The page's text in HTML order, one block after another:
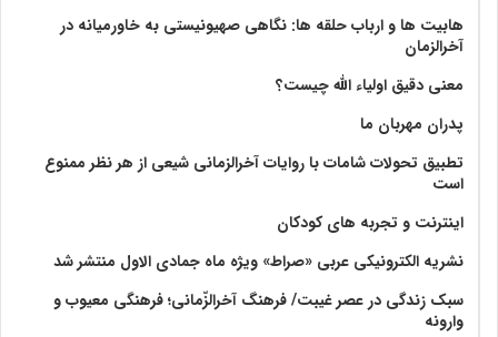
هابیت ها و ارباب حلقه ها: نگاهی صهیونیستی به خاورمیانه در
آخرالزمان
معنی دقیق اولیاء الله چیست؟
پدران مهربان ما
تطبیق تحولات شامات با روایات آخرالزمانی شیعی از هر نظر ممنوع
است
اینترنت و تجربه های کودکان
نشریه الکترونیکی عربی «صراط» ویژه ماه جمادی الاول منتشر شد
سبک زندگی در عصر غیبت/ فرهنگ آخرالزّمانی؛ فرهنگی معیوب و
وارونه